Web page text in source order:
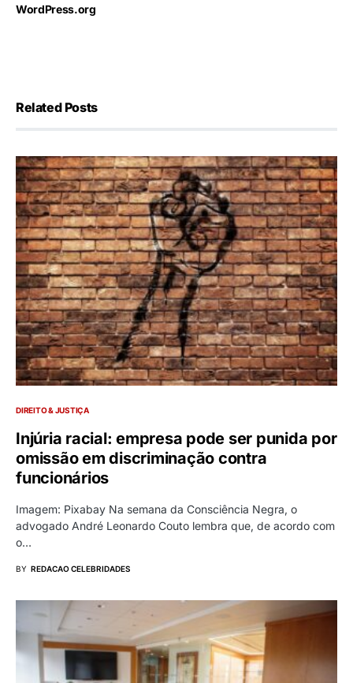
WordPress.org
Related Posts
DIREITO & JUSTIÇA
Injúria racial: empresa pode ser punida por
omissão em discriminação contra
funcionários
Imagem: Pixabay Na semana da Consciência Negra, o
advogado André Leonardo Couto lembra que, de acordo com
o…
BY REDACAO CELEBRIDADES